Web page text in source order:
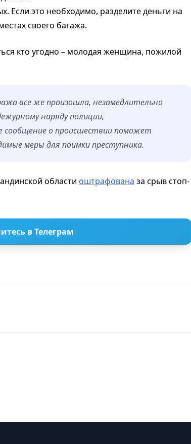
Если это необходимо, разделите деньги на
своего багажа.
кто угодно – молодая женщина, пожилой
все же произошла, незамедлительно
наряду полиции,
о происшествии поможет
меры для поимки преступника.
области оштрафована за срыв стоп-
в Телеграм